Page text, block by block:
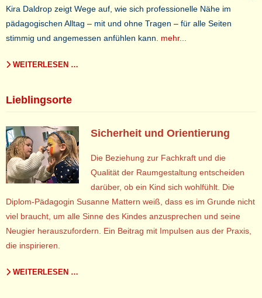
Kira Daldrop zeigt Wege auf, wie sich professionelle Nähe im
pädagogischen Alltag – mit und ohne Tragen – für alle Seiten
stimmig und angemessen anfühlen kann. mehr...
WEITERLESEN …
Lieblingsorte
Sicherheit und Orientierung
Die Beziehung zur Fachkraft und die
Qualität der Raumgestaltung entscheiden
darüber, ob ein Kind sich wohlfühlt. Die
Diplom-Pädagogin Susanne Mattern weiß, dass es im Grunde nicht
viel braucht, um alle Sinne des Kindes anzusprechen und seine
Neugier herauszufordern. Ein Beitrag mit Impulsen aus der Praxis,
die inspirieren.
WEITERLESEN …